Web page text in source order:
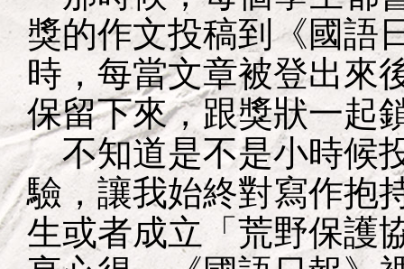
獎的作文投稿到《國語
時，每當文章被登出來
保留下來，跟獎狀一起
不知道是不是小時候
驗，讓我始終對寫作抱
生或者成立「荒野保護